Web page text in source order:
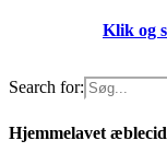
Klik og
Search for:
Hjemmelavet